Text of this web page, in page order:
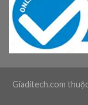
Giaditech.com